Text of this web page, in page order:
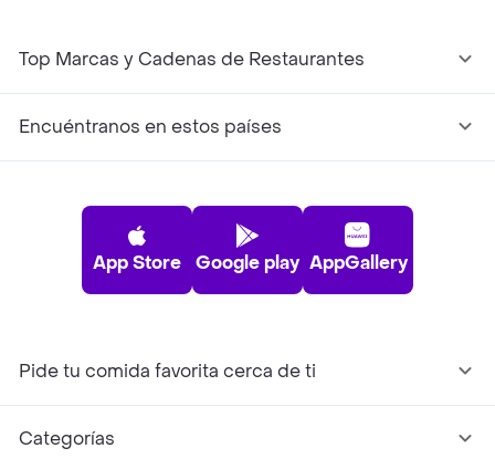
Top Marcas y Cadenas de Restaurantes
Encuéntranos en estos países
App Store Google play AppGallery
Pide tu comida favorita cerca de ti
Categorías